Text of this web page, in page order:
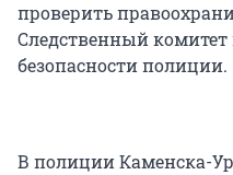
проверить
Следственный комитет
безопасности полиции.
В полиции Каменска-